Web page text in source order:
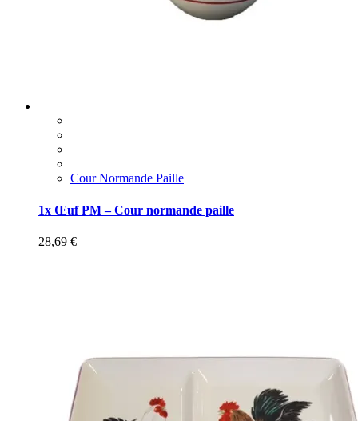
Cour Normande Paille
1x Œuf PM – Cour normande paille
28,69 €